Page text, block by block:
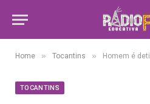
Home » Tocantins » Homem é detido por suspeita
TOCANTINS